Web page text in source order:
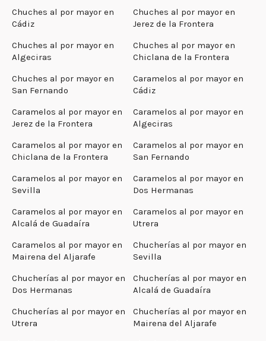
Chuches al por mayor en
Cádiz
Chuches al por mayor en
Jerez de la Frontera
Chuches al por mayor en
Algeciras
Chuches al por mayor en
Chiclana de la Frontera
Chuches al por mayor en
San Fernando
Caramelos al por mayor en
Cádiz
Caramelos al por mayor en
Jerez de la Frontera
Caramelos al por mayor en
Algeciras
Caramelos al por mayor en
Chiclana de la Frontera
Caramelos al por mayor en
San Fernando
Caramelos al por mayor en
Sevilla
Caramelos al por mayor en
Dos Hermanas
Caramelos al por mayor en
Alcalá de Guadaíra
Caramelos al por mayor en
Utrera
Caramelos al por mayor en
Mairena del Aljarafe
Chucherías al por mayor en
Sevilla
Chucherías al por mayor en
Dos Hermanas
Chucherías al por mayor en
Alcalá de Guadaíra
Chucherías al por mayor en
Utrera
Chucherías al por mayor en
Mairena del Aljarafe